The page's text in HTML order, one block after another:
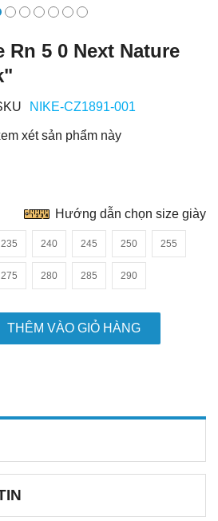
Rn 5 0 Next Nature
NIKE-CZ1891-001
xét sản phẩm này
235 240 245 250 255
275 280 285 290
Hướng dẫn chọn size giày
THÊM VÀO GIỎ HÀNG